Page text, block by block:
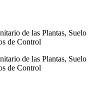
de las Plantas, Suelo
de Control
de las Plantas, Suelo
de Control